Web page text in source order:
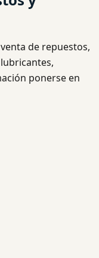
de repuestos,
ponerse en